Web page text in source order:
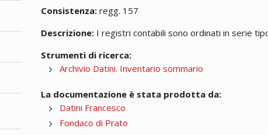
Consistenza: regg. 157
Descrizione: I registri contabili sono ordinati in serie
Strumenti di ricerca:
Archivio Datini. Inventario sommario
La documentazione è stata prodotta da:
Datini Francesco
Fondaco di Prato